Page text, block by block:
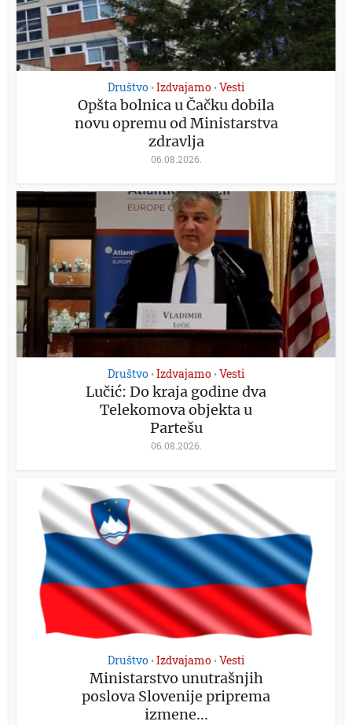
Društvo • Izdvajamo • Vesti
Opšta bolnica u Čačku dobila
novu opremu od Ministarstva
zdravlja
06.08.2026.
Društvo • Izdvajamo • Vesti
Lučić: Do kraja godine dva
Telekomova objekta u
Partešu
06.08.2026.
Društvo • Izdvajamo • Vesti
Ministarstvo unutrašnjih
poslova Slovenije priprema
izmene...